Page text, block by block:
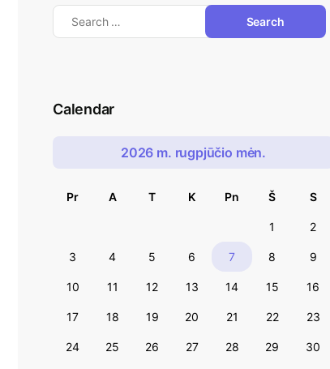
Calendar
2026 m. rugpjūčio mėn.
Pr A T K Pn Š S
1 2
3 4 5 6 7 8 9
10 11 12 13 14 15 16
17 18 19 20 21 22 23
24 25 26 27 28 29 30